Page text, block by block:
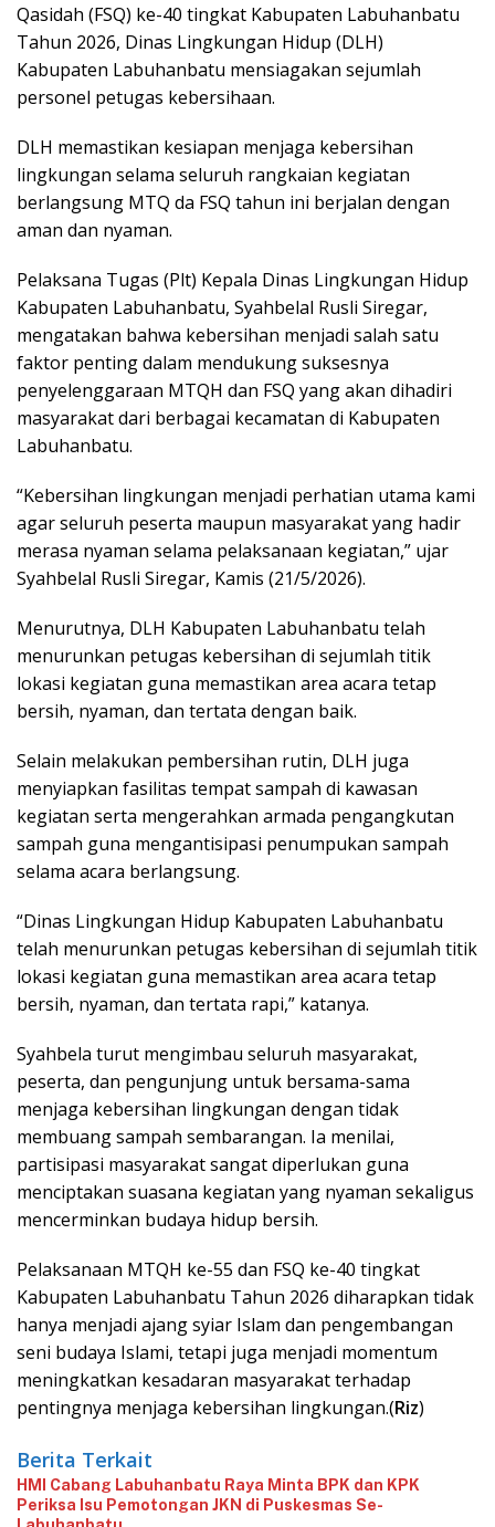
Qasidah (FSQ) ke-40 tingkat Kabupaten Labuhanbatu
Tahun 2026, Dinas Lingkungan Hidup (DLH)
Kabupaten Labuhanbatu mensiagakan sejumlah
personel petugas kebersihaan.
DLH memastikan kesiapan menjaga kebersihan
lingkungan selama seluruh rangkaian kegiatan
berlangsung MTQ da FSQ tahun ini berjalan dengan
aman dan nyaman.
Pelaksana Tugas (Plt) Kepala Dinas Lingkungan Hidup
Kabupaten Labuhanbatu, Syahbelal Rusli Siregar,
mengatakan bahwa kebersihan menjadi salah satu
faktor penting dalam mendukung suksesnya
penyelenggaraan MTQH dan FSQ yang akan dihadiri
masyarakat dari berbagai kecamatan di Kabupaten
Labuhanbatu.
‎“Kebersihan lingkungan menjadi perhatian utama kami
agar seluruh peserta maupun masyarakat yang hadir
merasa nyaman selama pelaksanaan kegiatan,” ujar
Syahbelal Rusli Siregar, Kamis (21/5/2026).
Menurutnya, DLH Kabupaten Labuhanbatu telah
menurunkan petugas kebersihan di sejumlah titik
lokasi kegiatan guna memastikan area acara tetap
bersih, nyaman, dan tertata dengan baik.
‎Selain melakukan pembersihan rutin, DLH juga
menyiapkan fasilitas tempat sampah di kawasan
kegiatan serta mengerahkan armada pengangkutan
sampah guna mengantisipasi penumpukan sampah
selama acara berlangsung.
‎“Dinas Lingkungan Hidup Kabupaten Labuhanbatu
telah menurunkan petugas kebersihan di sejumlah titik
lokasi kegiatan guna memastikan area acara tetap
bersih, nyaman, dan tertata rapi,” katanya.
‎Syahbela turut mengimbau seluruh masyarakat,
peserta, dan pengunjung untuk bersama-sama
menjaga kebersihan lingkungan dengan tidak
membuang sampah sembarangan. Ia menilai,
partisipasi masyarakat sangat diperlukan guna
menciptakan suasana kegiatan yang nyaman sekaligus
mencerminkan budaya hidup bersih.
Pelaksanaan MTQH ke-55 dan FSQ ke-40 tingkat
Kabupaten Labuhanbatu Tahun 2026 diharapkan tidak
hanya menjadi ajang syiar Islam dan pengembangan
seni budaya Islami, tetapi juga menjadi momentum
meningkatkan kesadaran masyarakat terhadap
pentingnya menjaga kebersihan lingkungan.(Riz)
Berita Terkait
‎HMI Cabang Labuhanbatu Raya Minta BPK dan KPK
Periksa Isu Pemotongan JKN di Puskesmas Se-